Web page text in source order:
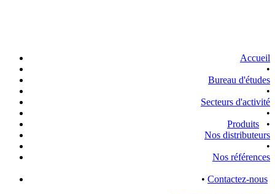
Accueil
•
Bureau d'études
•
Secteurs d'activité
•
Produits •
Nos distributeurs
•
Nos références
• Contactez-nous